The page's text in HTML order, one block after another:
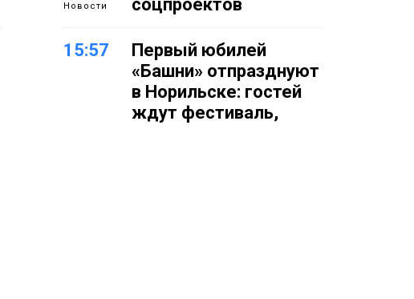
Новости
соцпроектов
15:57
Первый юбилей
«Башни» отпразднуют
в Норильске: гостей
ждут фестиваль,